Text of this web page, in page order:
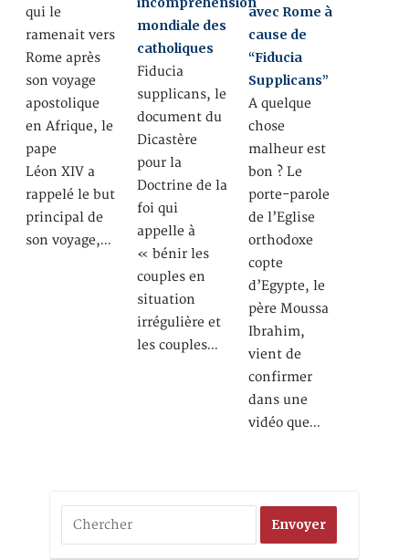
qui le
ramenait vers
Rome après
son voyage
apostolique
en Afrique, le
pape
Léon XIV a
rappelé le but
principal de
son voyage,…
mondiale des
catholiques
Fiducia
supplicans, le
document du
Dicastère
pour la
Doctrine de la
foi qui
appelle à
« bénir les
couples en
situation
irrégulière et
les couples…
avec Rome à
cause de
“Fiducia
Supplicans”
A quelque
chose
malheur est
bon ? Le
porte-parole
de l’Eglise
orthodoxe
copte
d’Egypte, le
père Moussa
Ibrahim,
vient de
confirmer
dans une
vidéo que…